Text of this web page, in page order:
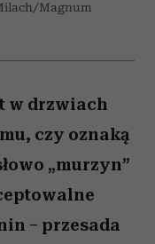
Magnum
w drzwiach
czy oznaką
„murzyn”
– przesada